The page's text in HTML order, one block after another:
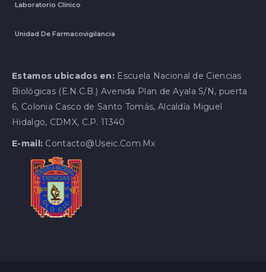
Laboratorio Clínico
Unidad De Farmacovigilancia
Estamos ubicados en: Escuela Nacional de Ciencias
Biológicas (E.N.C.B.) Avenida Plan de Ayala S/N, puerta
6, Colonia Casco de Santo Tomás, Alcaldía Miguel
Hidalgo, CDMX, C.P. 11340
E-mail: Contacto@useic.com.mx